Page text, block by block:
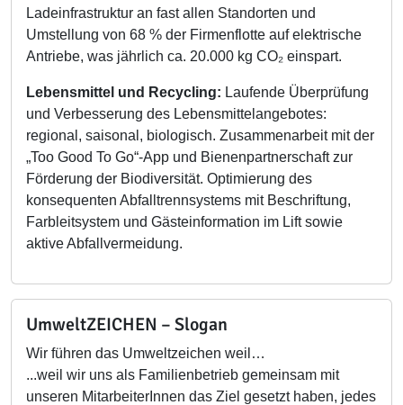
Ladeinfrastruktur an fast allen Standorten und
Umstellung von 68 % der Firmenflotte auf elektrische
Antriebe, was jährlich ca. 20.000 kg CO₂ einspart.
Lebensmittel und Recycling: Laufende Überprüfung
und Verbesserung des Lebensmittelangebotes:
regional, saisonal, biologisch. Zusammenarbeit mit der
„Too Good To Go“-App und Bienenpartnerschaft zur
Förderung der Biodiversität. Optimierung des
konsequenten Abfalltrennsystems mit Beschriftung,
Farbleitsystem und Gästeinformation im Lift sowie
aktive Abfallvermeidung.
UmweltZEICHEN – Slogan
Wir führen das Umweltzeichen weil…
...weil wir uns als Familienbetrieb gemeinsam mit
unseren MitarbeiterInnen das Ziel gesetzt haben, jedes